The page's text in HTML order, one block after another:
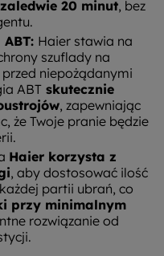
20 minut, bez
Haier stawia na
szuflady na
niepożądanymi
ABT skutecznie
, zapewniając
że Twoje pranie będzie
Haier korzysta z
, aby dostosować ilość
partii ubrań, co
przy minimalnym
rozwiązanie od